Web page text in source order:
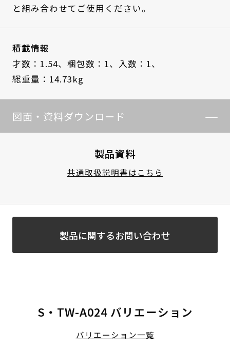
と組み合わせてご使用ください。
積載情報
才数：1.54、 梱包数：1、 入数：1、
総重量：14.73kg
図面・資料ダウンロード
製品資料
共通取扱説明書はこちら
製品に関するお問い合わせ
S・TW-A024 バリエーション
バリエーション一覧